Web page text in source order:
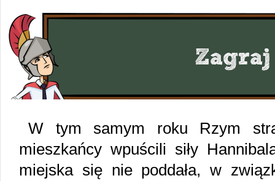
W tym samym roku Rzym
mieszkańcy wpuścili siły
miejska się nie poddała, w